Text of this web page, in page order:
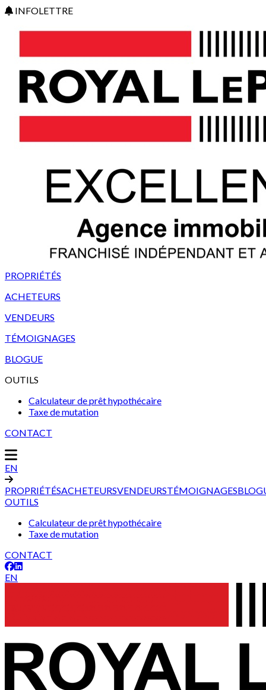
INFOLETTRE
PROPRIÉTÉS
ACHETEURS
VENDEURS
TÉMOIGNAGES
BLOGUE
OUTILS
Calculateur de prêt hypothécaire
Taxe de mutation
CONTACT
EN
PROPRIÉTÉSACHETEURSVENDEURSTÉMOIGNAGES
OUTILS
Calculateur de prêt hypothécaire
Taxe de mutation
CONTACT
EN